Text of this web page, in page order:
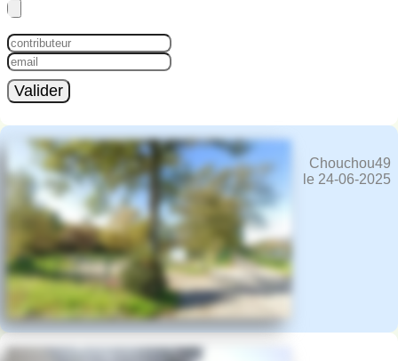
Valider
Chouchou49
le 24-06-2025